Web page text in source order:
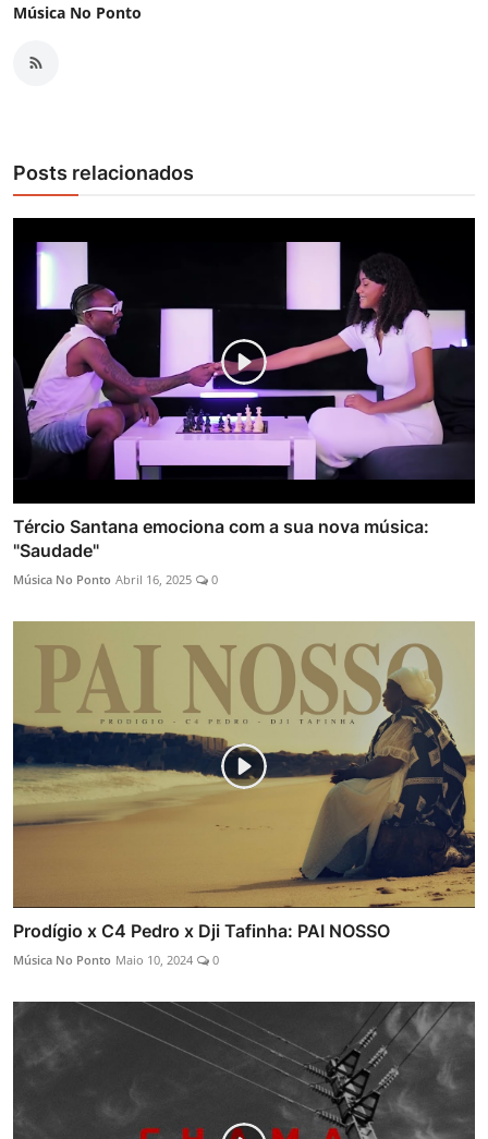
Música No Ponto
Posts relacionados
Tércio Santana emociona com a sua nova música:
"Saudade"
Música No Ponto Abril 16, 2025 0
Prodígio x C4 Pedro x Dji Tafinha: PAI NOSSO
Música No Ponto Maio 10, 2024 0